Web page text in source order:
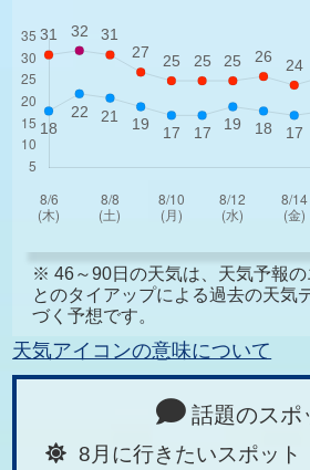
※ 46～90日の天気は、天気予報の
とのタイアップによる過去の天気
づく予想です。
天気アイコンの意味について
話題のスポ
8月に行きたいスポット